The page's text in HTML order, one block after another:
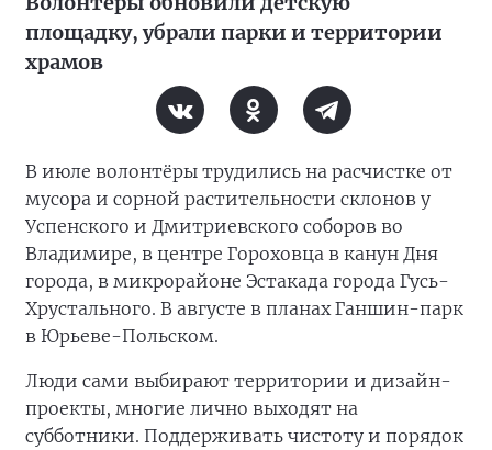
площадку, убрали парки и территории
храмов
В июле волонтёры трудились на расчистке от
мусора и сорной растительности склонов у
Успенского и Дмитриевского соборов во
Владимире, в центре Гороховца в канун Дня
города, в микрорайоне Эстакада города Гусь-
Хрустального. В августе в планах Ганшин-парк
в Юрьеве-Польском.
Люди сами выбирают территории и дизайн-
проекты, многие лично выходят на
субботники. Поддерживать чистоту и порядок